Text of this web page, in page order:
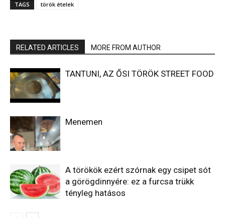
TAGS török ételek
RELATED ARTICLES MORE FROM AUTHOR
TANTUNI, AZ ŐSI TÖRÖK STREET FOOD
Menemen
A törökök ezért szórnak egy csipet sót
a görögdinnyére: ez a furcsa trükk
tényleg hatásos